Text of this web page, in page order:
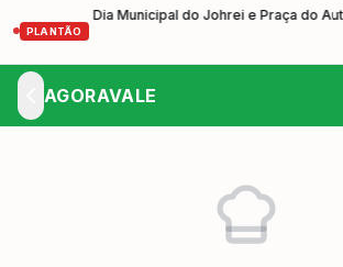
PLANTÃO
do Dia Municipal do Johrei e Praça do Autista
AGORAVALE